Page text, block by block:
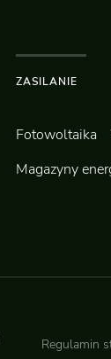
ZASILANIE
Fotowoltaika
Magazyny
Regulamin